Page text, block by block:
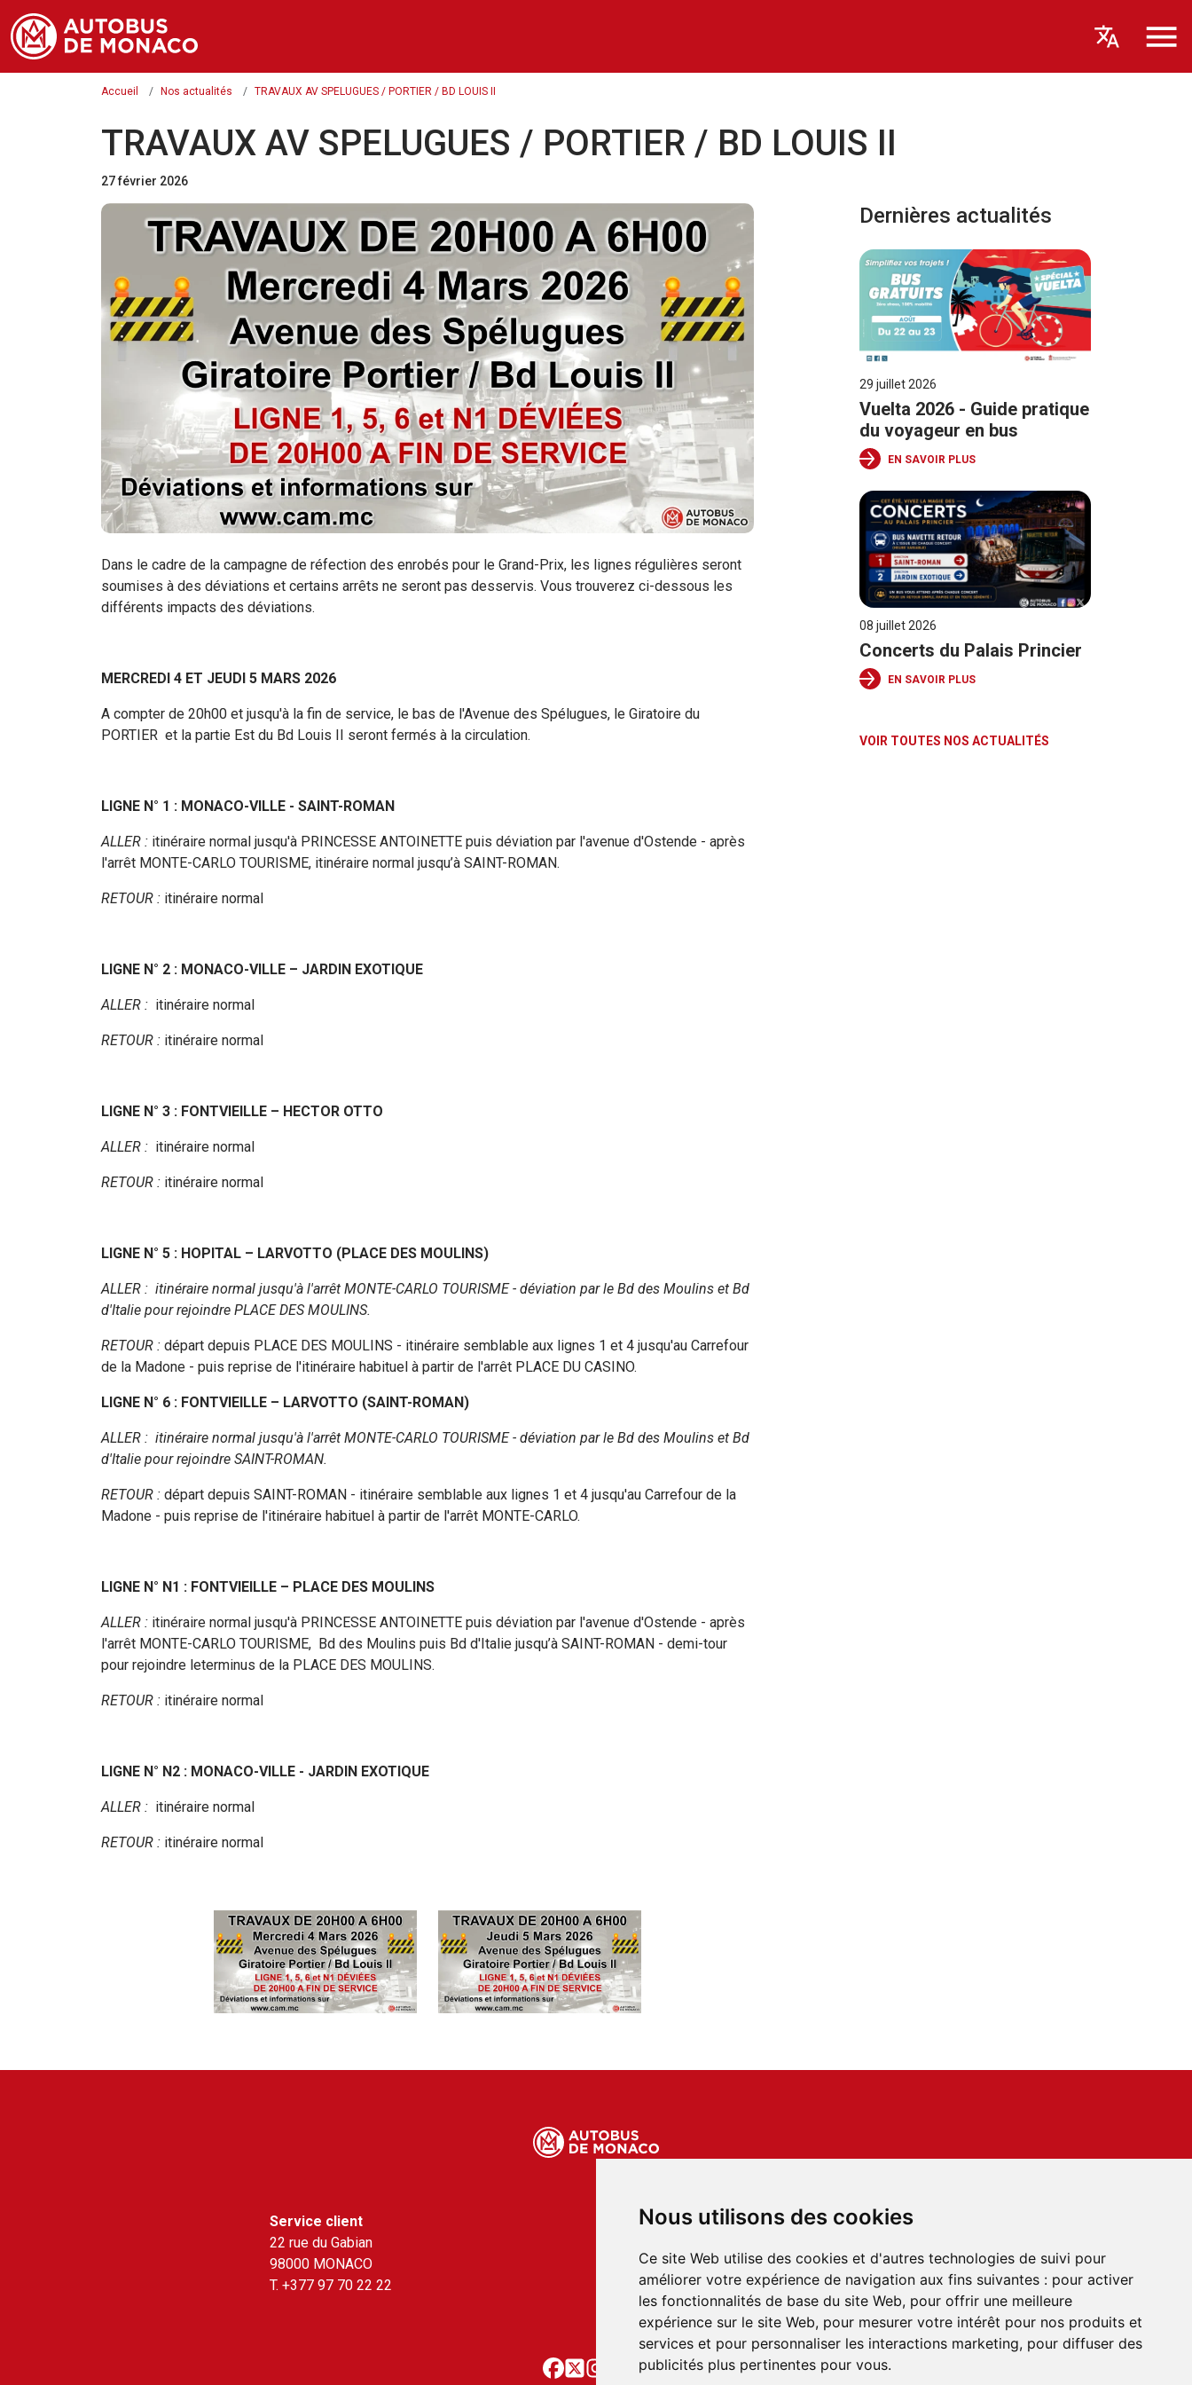
Nous utilisons des cookies
Ce site Web utilise des cookies et d'autres technologies de suivi pour
améliorer votre expérience de navigation aux fins suivantes : pour activer
les fonctionnalités de base du site Web, pour offrir une meilleure
expérience sur le site Web, pour mesurer votre intérêt pour nos produits et
services et pour personnaliser les interactions marketing, pour diffuser des
publicités plus pertinentes pour vous.
Accueil Nos actualités TRAVAUX AV SPELUGUES / PORTIER / BD LOUIS II
TRAVAUX AV SPELUGUES / PORTIER / BD LOUIS II
27 février 2026
Dans le cadre de la campagne de réfection des enrobés pour le Grand-Prix, les lignes régulières seront
soumises à des déviations et certains arrêts ne seront pas desservis. Vous trouverez ci-dessous les
différents impacts des déviations.
MERCREDI 4 ET JEUDI 5 MARS 2026
A compter de 20h00 et jusqu'à la fin de service, le bas de l'Avenue des Spélugues, le Giratoire du
PORTIER et la partie Est du Bd Louis II seront fermés à la circulation.
LIGNE N° 1 : MONACO-VILLE - SAINT-ROMAN
ALLER : itinéraire normal jusqu'à PRINCESSE ANTOINETTE puis déviation par l'avenue d'Ostende - après
l'arrêt MONTE-CARLO TOURISME, itinéraire normal jusqu’à SAINT-ROMAN.
RETOUR : itinéraire normal
LIGNE N° 2 : MONACO-VILLE – JARDIN EXOTIQUE
ALLER : itinéraire normal
RETOUR : itinéraire normal
LIGNE N° 3 : FONTVIEILLE – HECTOR OTTO
ALLER : itinéraire normal
RETOUR : itinéraire normal
LIGNE N° 5 : HOPITAL – LARVOTTO (PLACE DES MOULINS)
ALLER : itinéraire normal jusqu'à l'arrêt MONTE-CARLO TOURISME - déviation par le Bd des Moulins et Bd
d'Italie pour rejoindre PLACE DES MOULINS.
RETOUR : départ depuis PLACE DES MOULINS - itinéraire semblable aux lignes 1 et 4 jusqu'au Carrefour
de la Madone - puis reprise de l'itinéraire habituel à partir de l'arrêt PLACE DU CASINO.
LIGNE N° 6 : FONTVIEILLE – LARVOTTO (SAINT-ROMAN)
ALLER : itinéraire normal jusqu'à l'arrêt MONTE-CARLO TOURISME - déviation par le Bd des Moulins et Bd
d'Italie pour rejoindre SAINT-ROMAN.
RETOUR : départ depuis SAINT-ROMAN - itinéraire semblable aux lignes 1 et 4 jusqu'au Carrefour de la
Madone - puis reprise de l'itinéraire habituel à partir de l'arrêt MONTE-CARLO.
LIGNE N° N1 : FONTVIEILLE – PLACE DES MOULINS
ALLER : itinéraire normal jusqu'à PRINCESSE ANTOINETTE puis déviation par l'avenue d'Ostende - après
l'arrêt MONTE-CARLO TOURISME, Bd des Moulins puis Bd d'Italie jusqu’à SAINT-ROMAN - demi-tour
pour rejoindre leterminus de la PLACE DES MOULINS.
RETOUR : itinéraire normal
LIGNE N° N2 : MONACO-VILLE - JARDIN EXOTIQUE
ALLER : itinéraire normal
RETOUR : itinéraire normal
Dernières actualités
29 juillet 2026
Vuelta 2026 - Guide pratique
du voyageur en bus
EN SAVOIR PLUS
08 juillet 2026
Concerts du Palais Princier
EN SAVOIR PLUS
VOIR TOUTES NOS ACTUALITÉS
Service client
22 rue du Gabian
98000 MONACO
T. +377 97 70 22 22
Nous contacter
Condition générale d'utilisation
Conditions générales de vente du service
CLICBUS
Politique de confidentialité du service CLICBUS